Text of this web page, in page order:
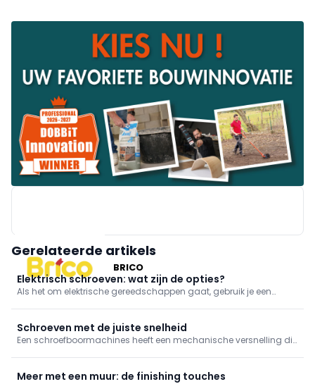
BRICO
Gerelateerde artikels
Elektrisch schroeven: wat zijn de opties?
Als het om elektrische gereedschappen gaat, gebruik je een
van pas komen.
Schroeven met de juiste snelheid
Een schroefboormachines heeft een mechanische versnelling die
Meer met een muur: de finishing touches